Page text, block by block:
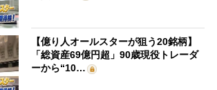
【億り人オールスターが狙う20銘柄】
「総資産69億円超」90歳現役トレーダ
ーから“10…